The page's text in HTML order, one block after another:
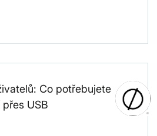
Co potřebujete
USB